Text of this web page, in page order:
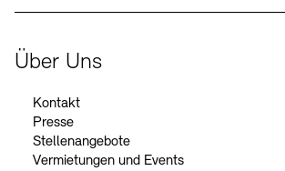
Über Uns
Kontakt
Presse
Stellenangebote
Vermietungen und Events